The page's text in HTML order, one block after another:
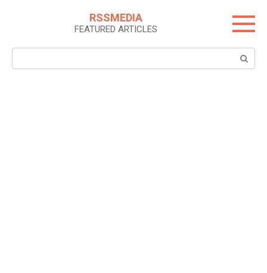
RSSMEDIA
FEATURED ARTICLES
Search: